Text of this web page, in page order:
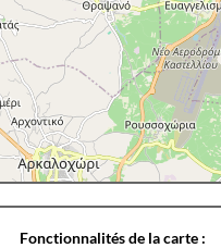
Fonctionnalités de la carte :